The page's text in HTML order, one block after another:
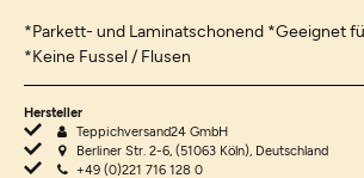
*Parkett- und Laminatschonend *Geeignet
*Keine Fussel / Flusen
Hersteller
Teppichversand24 GmbH
Berliner Str. 2-6, (51063 Köln), Deutschland
+49 (0)221 716 128 0